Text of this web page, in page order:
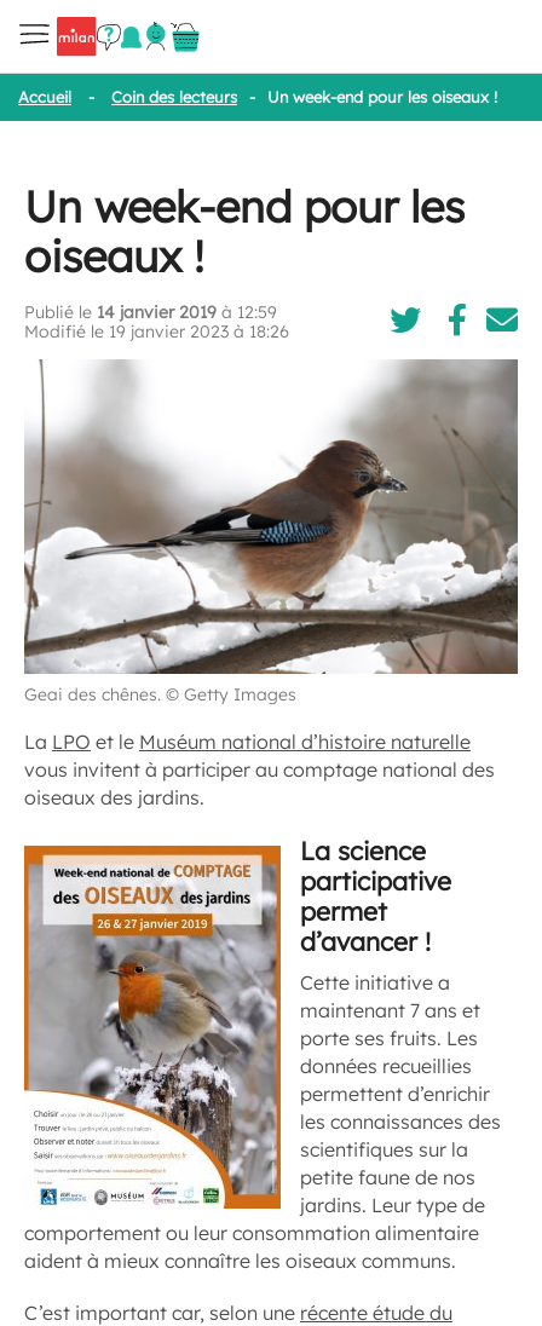
Accueil - Coin des lecteurs - Un week-end pour les oiseaux !
Un week-end pour les
oiseaux !
Publié le 14 janvier 2019 à 12:59
Modifié le 19 janvier 2023 à 18:26
Geai des chênes. © Getty Images
La LPO et le Muséum national d’histoire naturelle
vous invitent à participer au comptage national des
oiseaux des jardins.
La science
participative
permet
d’avancer !
Cette initiative a
maintenant 7 ans et
porte ses fruits. Les
données recueillies
permettent d’enrichir
les connaissances des
scientifiques sur la
petite faune de nos
jardins. Leur type de
comportement ou leur consommation alimentaire
aident à mieux connaître les oiseaux communs.
C’est important car, selon une récente étude du